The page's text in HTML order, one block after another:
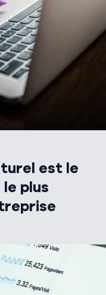
est le
plus